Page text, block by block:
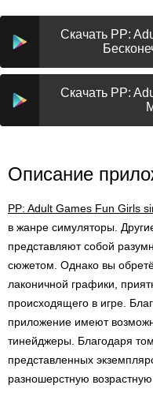
Скачать PP:
Скачать PP:
Описание
PP: Adult Games Fun Girls
в жанре симуляторы.
представляют собой
сюжетом. Однако вы
лаконичной графики,
происходящего в игре.
приложение имеют
тинейджеры. Благодаря
представленных
разношерстную